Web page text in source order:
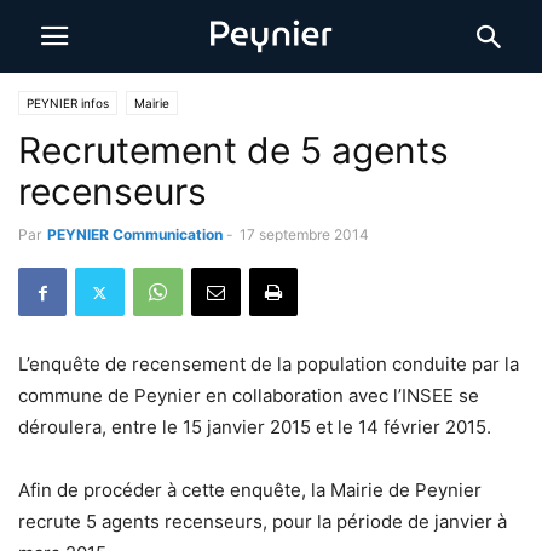
PEYNIER infos Mairie
Recrutement de 5 agents
recenseurs
Par PEYNIER Communication - 17 septembre 2014
L’enquête de recensement de la population conduite par la
commune de Peynier en collaboration avec l’INSEE se
déroulera, entre le 15 janvier 2015 et le 14 février 2015.
Afin de procéder à cette enquête, la Mairie de Peynier
recrute 5 agents recenseurs, pour la période de janvier à